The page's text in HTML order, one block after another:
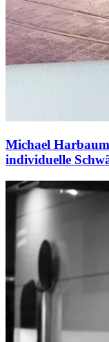
Michael
individuelle